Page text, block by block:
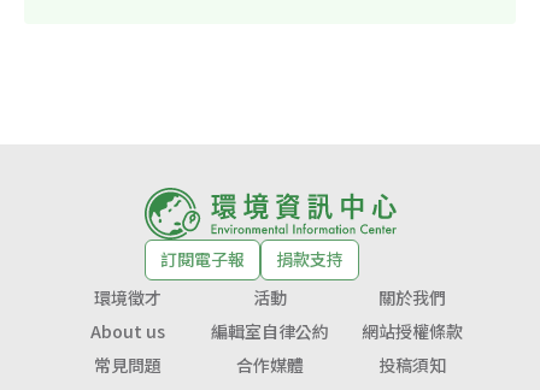
訂閱電子報
捐款支持
環境徵才
活動
關於我們
About us
編輯室自律公約
網站授權條款
常見問題
合作媒體
投稿須知